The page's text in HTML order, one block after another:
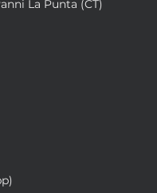
La Punta (CT)